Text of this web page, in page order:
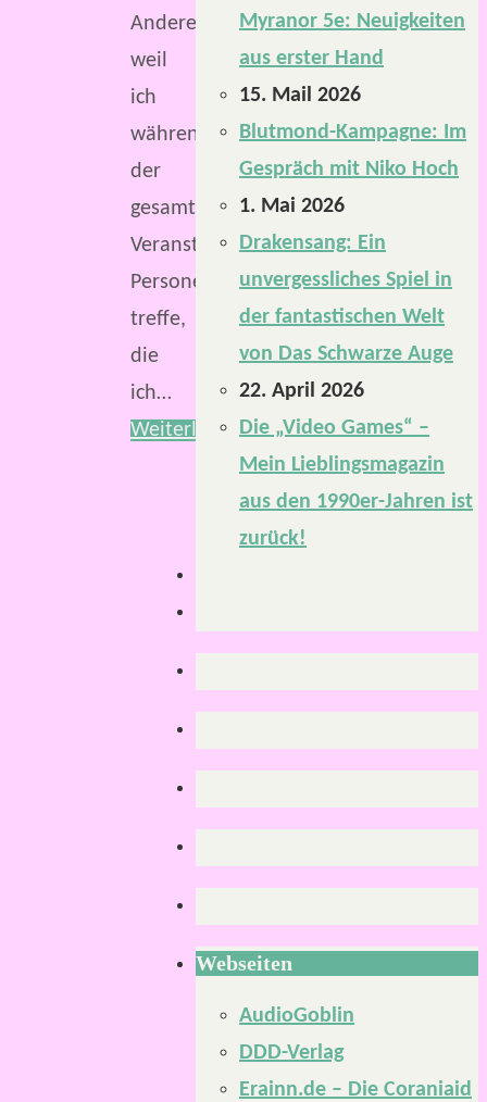
Anderen,
weil
ich
während
der
gesamten
Veranstaltung
Personen
treffe,
die
ich…
Weiterlesen
Myranor 5e: Neuigkeiten
aus erster Hand
15. Mail 2026
Blutmond-Kampagne: Im
Gespräch mit Niko Hoch
1. Mai 2026
Drakensang: Ein
unvergessliches Spiel in
der fantastischen Welt
von Das Schwarze Auge
22. April 2026
Die „Video Games“ –
Mein Lieblingsmagazin
aus den 1990er-Jahren ist
zurück!
Webseiten
AudioGoblin
DDD-Verlag
Erainn.de – Die Coraniaid